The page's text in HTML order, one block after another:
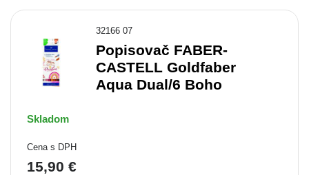
32166 07
Popisovač FABER-
CASTELL Goldfaber
Aqua Dual/6 Boho
Skladom
Cena s DPH
15,90 €